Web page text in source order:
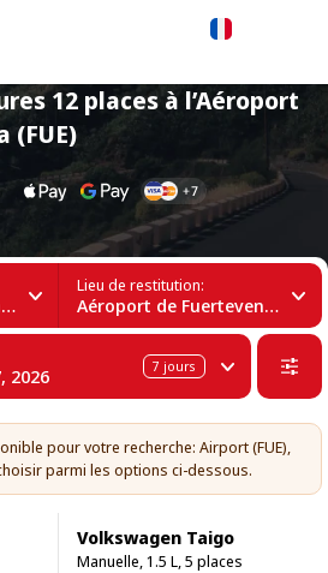
12 places à l’Aéroport
(FUE)
Lieu de restitution:
Aéroport de Fuerteventura (FUE)
2026 7 jours
pour votre recherche: Airport (FUE),
parmi les options ci-dessous.
Volkswagen Taigo
Manuelle, 1.5 L, 5 places